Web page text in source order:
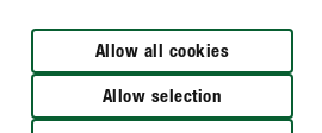
Allow all cookies
Allow selection